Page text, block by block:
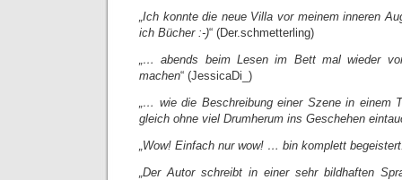
„Ich konnte die neue Villa vor meinem inneren
ich Bücher :-)“ (Der.schmetterling)
„… abends beim Lesen im Bett mal wieder
machen“ (JessicaDi_)
„… wie die Beschreibung einer Szene in einem
gleich ohne viel Drumherum ins Geschehen
„Wow! Einfach nur wow! … bin komplett
„Der Autor schreibt in einer sehr bildhaften